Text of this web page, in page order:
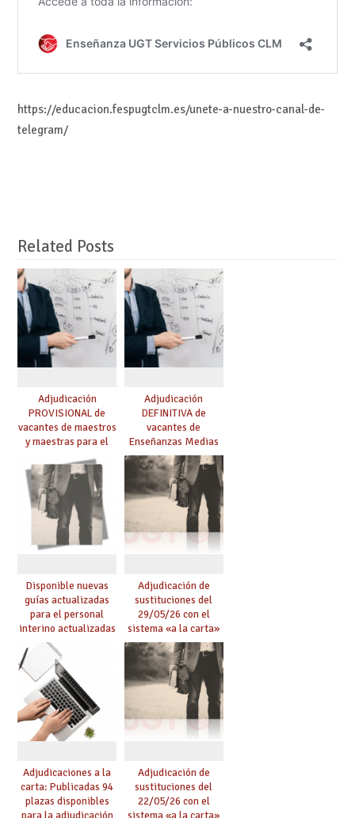
https://educacion.fespugtclm.es/unete-a-nuestro-canal-de-
telegram/
Related Posts
Adjudicación
PROVISIONAL de
vacantes de maestros
y maestras para el
curso 26-27
Adjudicación
DEFINITIVA de
vacantes de
Enseñanzas Medias
para el curso 26-27
Disponible nuevas
guías actualizadas
para el personal
interino actualizadas
para el curso 26/27
Adjudicación de
sustituciones del
29/05/26 con el
sistema «a la carta»
conseguido con el
Acuerdo de Mejoras
Adjudicaciones a la
carta: Publicadas 94
plazas disponibles
para la adjudicación
Adjudicación de
sustituciones del
22/05/26 con el
sistema «a la carta»